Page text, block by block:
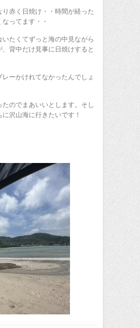
赤く日焼け・・時間が経った
ってます・・
たくてずっと海の中見ながら
背中だけ見事に日焼けすると
レーかけれてなかったんでしょ
たのでまあいいとします。そし
沢山海に行きたいです！